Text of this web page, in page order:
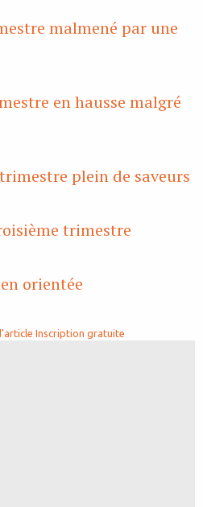
malmené par une
en hausse malgré
plein de saveurs
trimestre
orientée
Inscription gratuite